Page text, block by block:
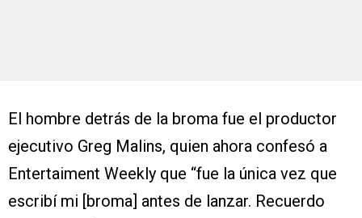
El hombre detrás de la broma fue el productor
ejecutivo Greg Malins, quien ahora confesó a
Entertaiment Weekly que “fue la única vez que
escribí mi [broma] antes de lanzar. Recuerdo